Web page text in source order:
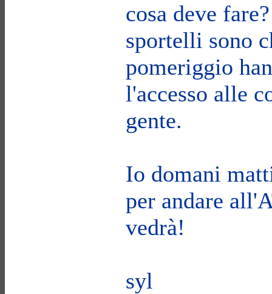
cosa deve
sportelli sono
pomeriggio
l'accesso alle
gente.
Io domani
per andare
vedrà!
syl